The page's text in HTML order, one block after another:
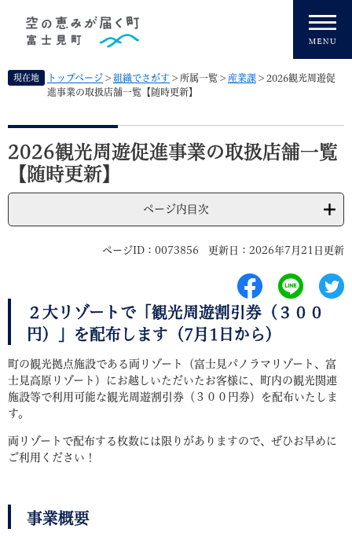
先
す
現在地 トップページ > 組織でさがす > 所属一覧 > 産業課 > 2026観光周遊促
進事業の取扱店舗一覧【随時更新】
本
文
2026観光周遊促進事業の取扱店舗一覧
【随時更新】
ページ内目次
ページID：0073856 更新日：2026年7月21日更新
２大リゾートで「観光周遊割引券（３００
円）」を配布します（7月1日から）
町の観光拠点施設である両リゾート（富士見パノラマリゾート、富
士見高原リゾート）にお越しいただいたお客様に、町内の観光関連
施設等で利用可能な観光周遊割引券（３００円券）を配布いたしま
す。
両リゾートで配布する枚数には限りがありますので、ぜひお早めに
ご利用ください！
事業概要